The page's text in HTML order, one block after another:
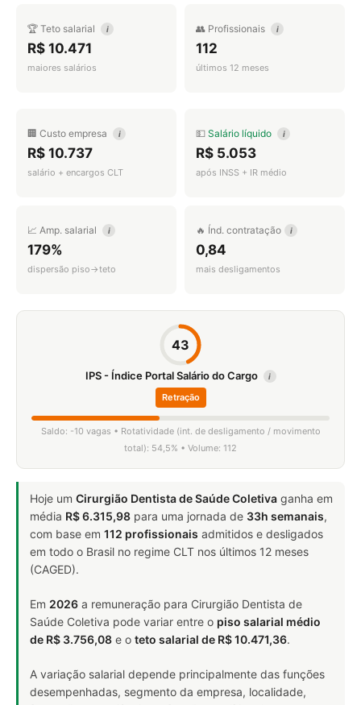
🏆 Teto salarial i
R$ 10.471
maiores salários
👥 Profissionais i
112
últimos 12 meses
🏢 Custo empresa i
R$ 10.737
salário + encargos CLT
💵 Salário líquido i
R$ 5.053
após INSS + IR médio
📈 Amp. salarial i
179%
dispersão piso→teto
🔥 Índ. contratação i
0,84
mais desligamentos
43
IPS - Índice Portal Salário do Cargo i
Retração
Saldo: -10 vagas • Rotatividade (int. de desligamento / movimento
total): 54,5% • Volume: 112
Hoje um Cirurgião Dentista de Saúde Coletiva ganha em
média R$ 6.315,98 para uma jornada de 33h semanais,
com base em 112 profissionais admitidos e desligados
em todo o Brasil no regime CLT nos últimos 12 meses
(CAGED).
Em 2026 a remuneração para Cirurgião Dentista de
Saúde Coletiva pode variar entre o piso salarial médio
de R$ 3.756,08 e o teto salarial de R$ 10.471,36.
A variação salarial depende principalmente das funções
desempenhadas, segmento da empresa, localidade,